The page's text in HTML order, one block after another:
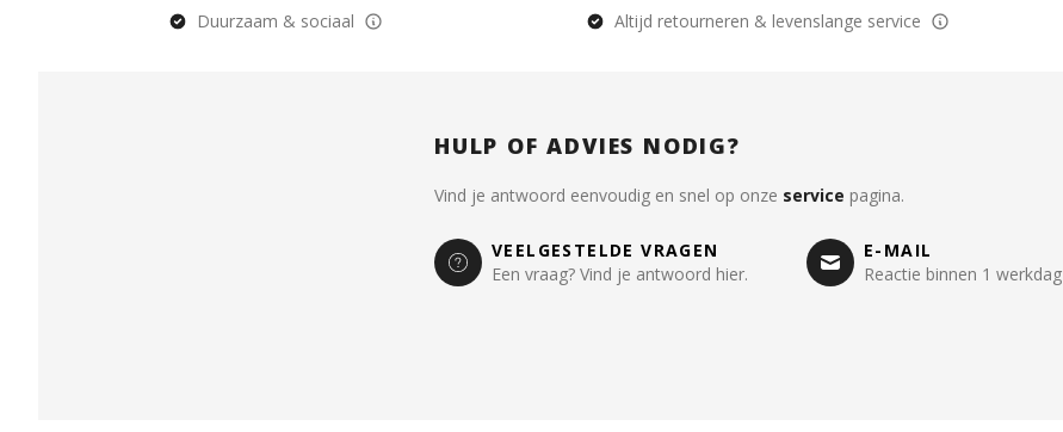
Duurzaam & sociaal Altijd retourneren & levenslange service
HULP OF ADVIES NODIG?
Vind je antwoord eenvoudig en snel op onze service pagina.
VEELGESTELDE VRAGEN
Een vraag? Vind je antwoord hier.
E-MAIL
Reactie binnen 1 werkdag